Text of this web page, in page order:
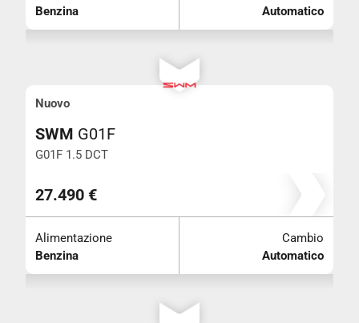
Benzina
Automatico
Nuovo
SWM G01F
G01F 1.5 DCT
27.490 €
Alimentazione
Benzina
Cambio
Automatico